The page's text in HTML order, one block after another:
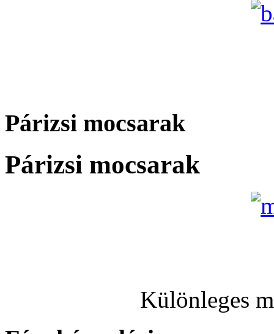
Párizsi mocsarak
Párizsi mocsarak
Különleges